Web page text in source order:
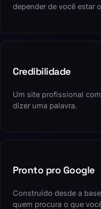
depender de você estar
Credibilidade
Um site profissional
dizer uma palavra.
Pronto pro Google
Construído desde a
quem procura o que